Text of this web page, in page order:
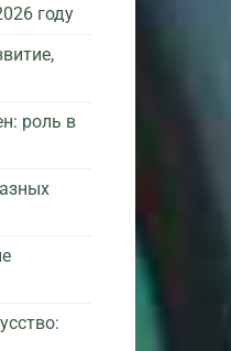
году
роль в